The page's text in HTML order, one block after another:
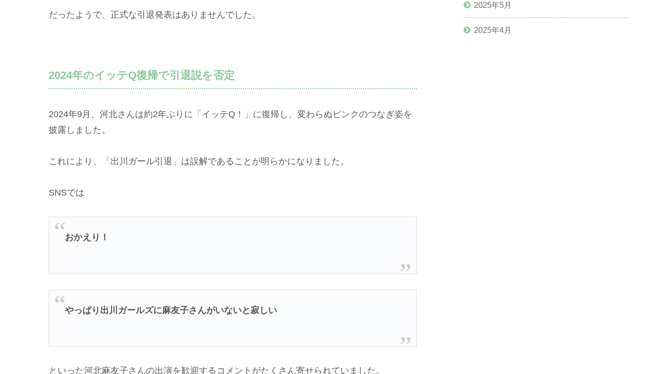
だったようで、正式な引退発表はありませんでした。
2024年のイッテQ復帰で引退説を否定
2024年9月、河北さんは約2年ぶりに「イッテQ！」に復帰し、変わらぬピンクのつなぎ姿を
披露しました。
これにより、「出川ガール引退」は誤解であることが明らかになりました。
SNSでは
おかえり！
やっぱり出川ガールズに麻友子さんがいないと寂しい
といった河北麻友子さんの出演を歓迎するコメントがたくさん寄せられていました。
2025年5月
2025年4月